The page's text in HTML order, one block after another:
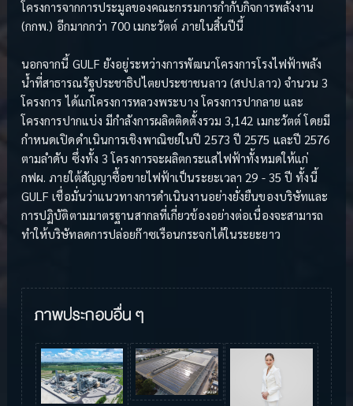
โครงการจากการประมูลของคณะกรรมการกำกับกิจการพลังงาน
(กกพ.) อีกมากกว่า 700 เมกะวัตต์ ภายในสิ้นปีนี้
นอกจากนี้ GULF ยังอยู่ระหว่างการพัฒนาโครงการโรงไฟฟ้าพลัง
น้ำที่สาธารณรัฐประชาธิปไตยประชาชนลาว (สปป.ลาว) จำนวน 3
โครงการ ได้แก่โครงการหลวงพระบาง โครงการปากลาย และ
โครงการปากแบ่ง มีกำลังการผลิตติดตั้งรวม 3,142 เมกะวัตต์ โดยมี
กำหนดเปิดดำเนินการเชิงพาณิชย์ในปี 2573 ปี 2575 และปี 2576
ตามลำดับ ซึ่งทั้ง 3 โครงการจะผลิตกระแสไฟฟ้าทั้งหมดให้แก่
กฟผ. ภายใต้สัญญาซื้อขายไฟฟ้าเป็นระยะเวลา 29 - 35 ปี ทั้งนี้
GULF เชื่อมั่นว่าแนวทางการดำเนินงานอย่างยั่งยืนของบริษัทและ
การปฏิบัติตามมาตรฐานสากลที่เกี่ยวข้องอย่างต่อเนื่องจะสามารถ
ทำให้บริษัทลดการปล่อยก๊าซเรือนกระจกได้ในระยะยาว
ภาพประกอบอื่น ๆ